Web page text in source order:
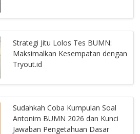
Strategi Jitu Lolos Tes BUMN:
Maksimalkan Kesempatan dengan
Tryout.id
Sudahkah Coba Kumpulan Soal
Antonim BUMN 2026 dan Kunci
Jawaban Pengetahuan Dasar